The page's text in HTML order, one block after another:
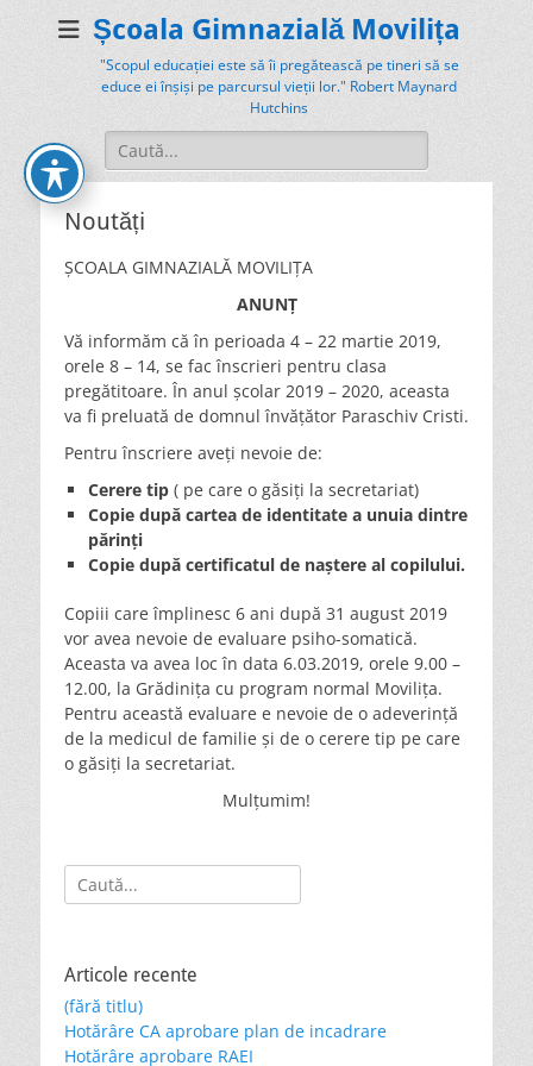
Școala Gimnazială Movilița
"Scopul educației este să îi pregătească pe tineri să se
educe ei înșiși pe parcursul vieții lor." Robert Maynard
Hutchins
Search
for:
Noutăți
ȘCOALA GIMNAZIALĂ MOVILIȚA
ANUNȚ
Vă informăm că în perioada 4 – 22 martie 2019,
orele 8 – 14, se fac înscrieri pentru clasa
pregătitoare. În anul școlar 2019 – 2020, aceasta
va fi preluată de domnul învățător Paraschiv Cristi.
Pentru înscriere aveți nevoie de:
Cerere tip ( pe care o găsiți la secretariat)
Copie după cartea de identitate a unuia dintre
părinți
Copie după certificatul de naștere al copilului.
Copiii care împlinesc 6 ani după 31 august 2019
vor avea nevoie de evaluare psiho-somatică.
Aceasta va avea loc în data 6.03.2019, orele 9.00 –
12.00, la Grădinița cu program normal Movilița.
Pentru această evaluare e nevoie de o adeverință
de la medicul de familie și de o cerere tip pe care
o găsiți la secretariat.
Mulțumim!
Search
for:
Articole recente
(fără titlu)
Hotărâre CA aprobare plan de incadrare
Hotărâre aprobare RAEI